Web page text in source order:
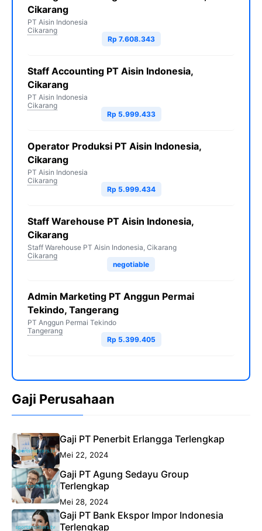
Cikarang
PT Aisin Indonesia
Cikarang
Rp 7.608.343
Staff Accounting PT Aisin Indonesia,
Cikarang
PT Aisin Indonesia
Cikarang
Rp 5.999.433
Operator Produksi PT Aisin Indonesia,
Cikarang
PT Aisin Indonesia
Cikarang
Rp 5.999.434
Staff Warehouse PT Aisin Indonesia,
Cikarang
Staff Warehouse PT Aisin Indonesia, Cikarang
Cikarang
negotiable
Admin Marketing PT Anggun Permai
Tekindo, Tangerang
PT Anggun Permai Tekindo
Tangerang
Rp 5.399.405
Gaji Perusahaan
Gaji PT Penerbit Erlangga Terlengkap
Mei 22, 2024
Gaji PT Agung Sedayu Group
Terlengkap
Mei 28, 2024
Gaji PT Bank Ekspor Impor Indonesia
Terlengkap